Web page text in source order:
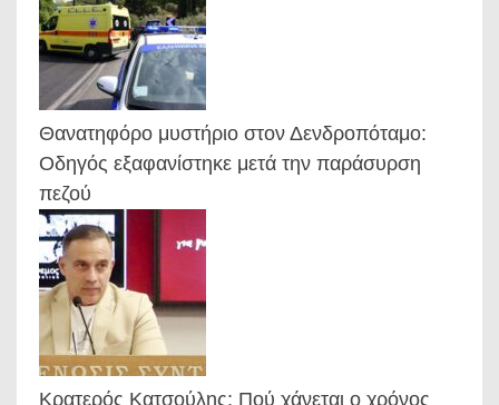
Θανατηφόρο μυστήριο στον Δενδροπόταμο:
Οδηγός εξαφανίστηκε μετά την παράσυρση
πεζού
Κρατερός Κατσούλης: Πού χάνεται ο χρόνος